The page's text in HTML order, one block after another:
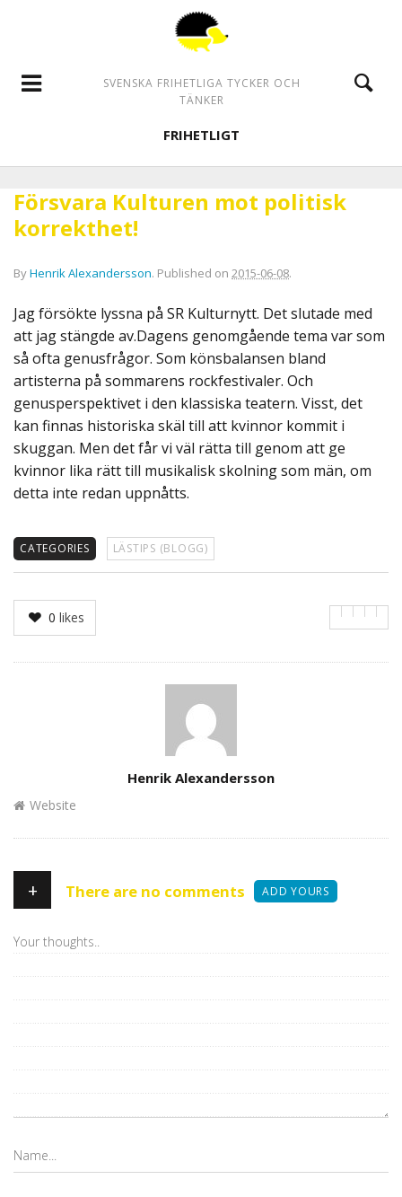
SVENSKA FRIHETLIGA TYCKER OCH
TÄNKER
FRIHETLIGT
Försvara Kulturen mot politisk
korrekthet!
ByHenrik Alexandersson. Published on 2015-06-08.
Jag försökte lyssna på SR Kulturnytt. Det slutade med
att jag stängde av.Dagens genomgående tema var som
så ofta genusfrågor. Som könsbalansen bland
artisterna på sommarens rockfestivaler. Och
genusperspektivet i den klassiska teatern. Visst, det
kan finnas historiska skäl till att kvinnor kommit i
skuggan. Men det får vi väl rätta till genom att ge
kvinnor lika rätt till musikalisk skolning som män, om
detta inte redan uppnåtts.
CATEGORIES LÄSTIPS (BLOGG)
0 likes
Henrik Alexandersson
Website
+ There are no comments ADD YOURS